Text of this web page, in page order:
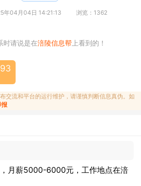
年04月04日 14:21:13 浏览：1362
时请说是在涪陵信息帮 上看到的！
交流和平台的运行维护，请谨慎判断信息真伪。如
报
月薪5000-6000元，工作地点在涪